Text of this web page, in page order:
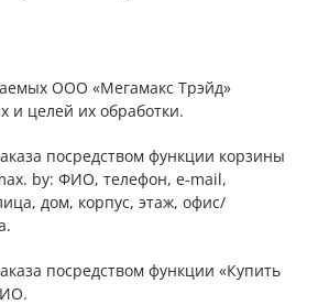
ООО «Мегамакс Трэйд»
и целей их обработки.
посредством функции корзины
by: ФИО, телефон, e-mail,
дом, корпус, этаж, офис/
посредством функции «Купить